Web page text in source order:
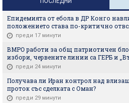
Епидемията от ебола в ДР Конго
положението става по-критично
преди 17 минути
ВМРО работи за общ патриотичен
избори, червените линии са ГЕРБ и
преди 24 минути
Получава ли Иран контрол над
проток със сделката с Оман?
преди 29 минути